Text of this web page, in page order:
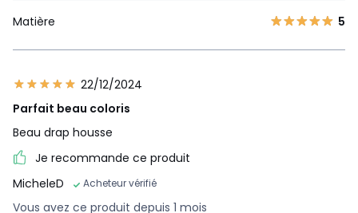
Matière 5
22/12/2024
Parfait beau coloris
Beau drap housse
Je recommande ce produit
MicheleD
Acheteur vérifié
Vous avez ce produit depuis 1 mois